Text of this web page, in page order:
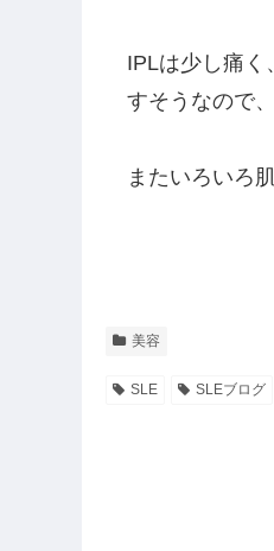
IPLは少し痛く
すそうなので
またいろいろ
美容
SLE SLEブログ